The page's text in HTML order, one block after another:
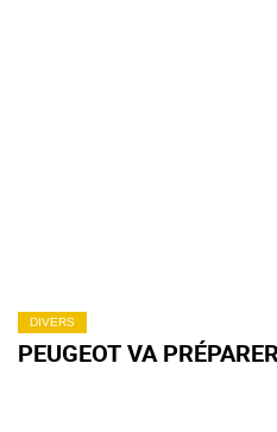
DIVERS
PEUGEOT VA